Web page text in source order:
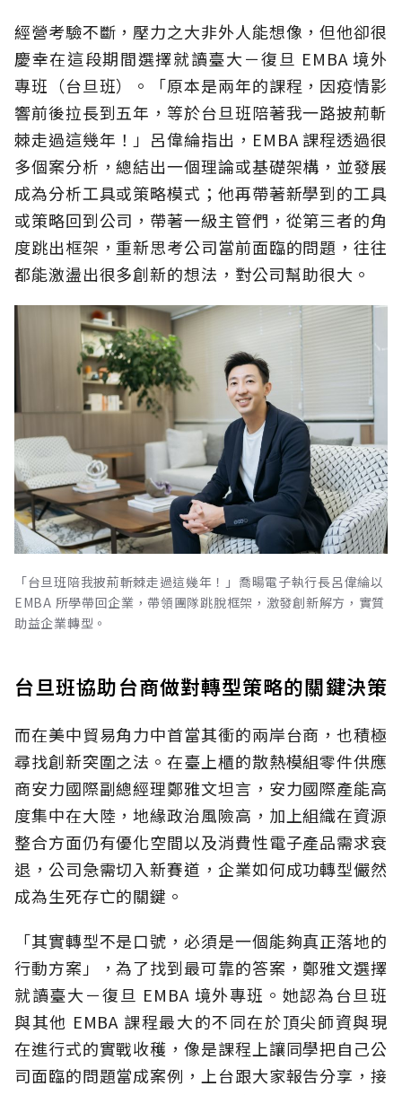
經營考驗不斷，壓力之大非外人能想像，但他卻很
慶幸在這段期間選擇就讀臺大－復旦 EMBA 境外
專班（台旦班）。「原本是兩年的課程，因疫情影
響前後拉長到五年，等於台旦班陪著我一路披荊斬
棘走過這幾年！」呂偉綸指出，EMBA 課程透過很
多個案分析，總結出一個理論或基礎架構，並發展
成為分析工具或策略模式；他再帶著新學到的工具
或策略回到公司，帶著一級主管們，從第三者的角
度跳出框架，重新思考公司當前面臨的問題，往往
都能激盪出很多創新的想法，對公司幫助很大。
「台旦班陪我披荊斬棘走過這幾年！」喬暘電子執行長呂偉綸以
EMBA 所學帶回企業，帶領團隊跳脫框架，激發創新解方，實質
助益企業轉型。
台旦班協助台商做對轉型策略的關鍵決策
而在美中貿易角力中首當其衝的兩岸台商，也積極
尋找創新突圍之法。在臺上櫃的散熱模組零件供應
商安力國際副總經理鄭雅文坦言，安力國際產能高
度集中在大陸，地緣政治風險高，加上組織在資源
整合方面仍有優化空間以及消費性電子產品需求衰
退，公司急需切入新賽道，企業如何成功轉型儼然
成為生死存亡的關鍵。
「其實轉型不是口號，必須是一個能夠真正落地的
行動方案」，為了找到最可靠的答案，鄭雅文選擇
就讀臺大－復旦 EMBA 境外專班。她認為台旦班
與其他 EMBA 課程最大的不同在於頂尖師資與現
在進行式的實戰收穫，像是課程上讓同學把自己公
司面臨的問題當成案例，上台跟大家報告分享，接